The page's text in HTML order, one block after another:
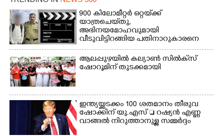
900 കിലോമീറ്റർ ഒറ്റയ്‌ക്ക്
യാത്രചെ‌യ്‌തു,​
അഭിനയമോഹവുമായി
വീടുവിട്ടിറങ്ങിയ പതിനാറുകാരനെ
കണ്ടെത്തിയത് ഫിലിം സിറ്റിയിൽ
ആലപ്പുഴയിൽ കല്യാൺ സിൽക്‌സ്
ഷോറൂമിന് തുടക്കമായി
ഇന്ത്യയ്ക്കടക്കം 100 ശതമാനം തീരുവ
ഷോക്കിന് യു.എസ്  റഷ്യൻ എണ്ണ
വാങ്ങൽ നിറുത്താനുള്ള സമ്മർദ്ദം